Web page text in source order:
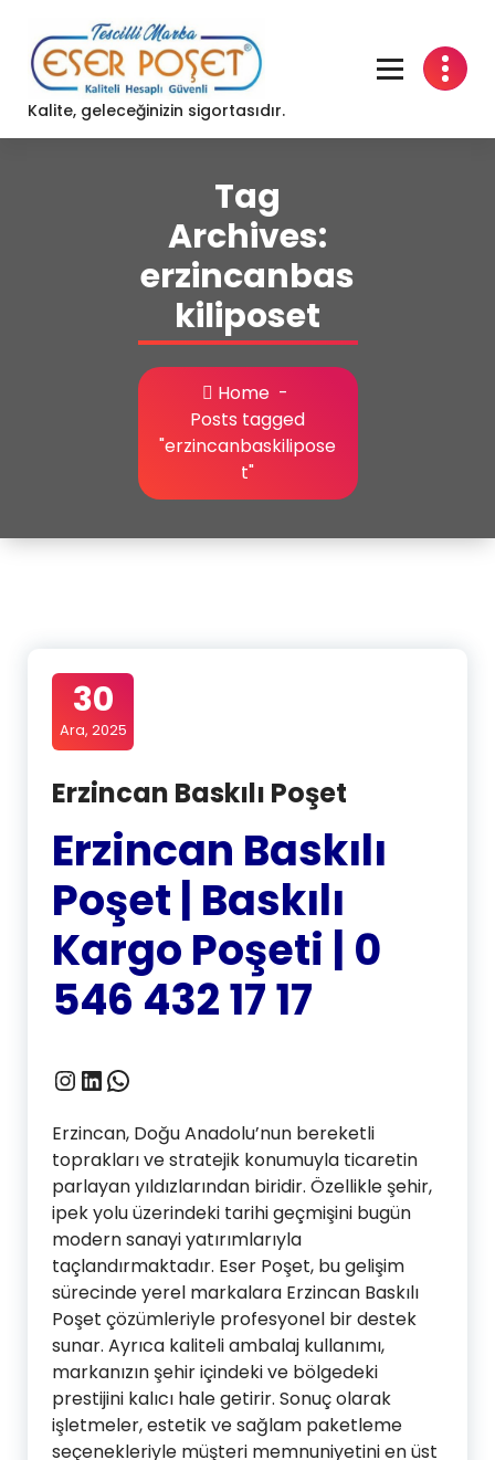
content
Kalite, geleceğinizin sigortasıdır.
Tag
Archives:
erzincanbas
kiliposet
Home -
Posts tagged
"erzincanbaskilipose
t"
30
Ara, 2025
Erzincan Baskılı Poşet
Erzincan Baskılı
Poşet | Baskılı
Kargo Poşeti | 0
546 432 17 17
Instagram
LinkedIn
WhatsApp
Erzincan, Doğu Anadolu’nun bereketli
toprakları ve stratejik konumuyla ticaretin
parlayan yıldızlarından biridir. Özellikle şehir,
ipek yolu üzerindeki tarihi geçmişini bugün
modern sanayi yatırımlarıyla
taçlandırmaktadır. Eser Poşet, bu gelişim
sürecinde yerel markalara Erzincan Baskılı
Poşet çözümleriyle profesyonel bir destek
sunar. Ayrıca kaliteli ambalaj kullanımı,
markanızın şehir içindeki ve bölgedeki
prestijini kalıcı hale getirir. Sonuç olarak
işletmeler, estetik ve sağlam paketleme
seçenekleriyle müşteri memnuniyetini en üst